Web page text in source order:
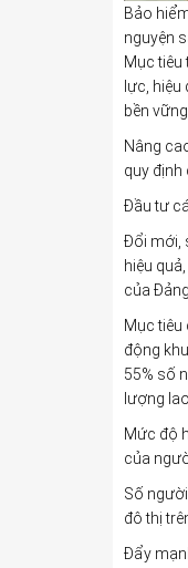
Bảo
nguyện
Mục tiêu
lực,
bền
Nâng
quy định
Đầu tư
Đổi mới,
hiệu
của
Mục tiêu
động
55% số
lượng
Mức độ
của
Số
đô thị
Đẩy